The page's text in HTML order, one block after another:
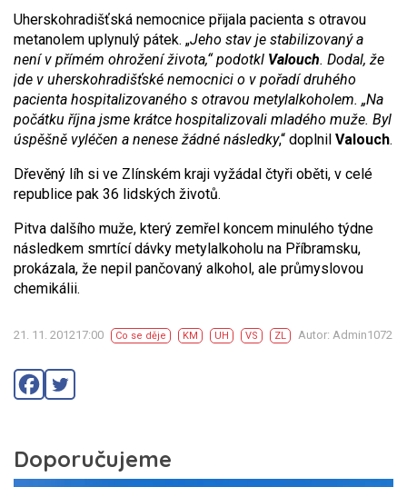
Uherskohradišťská nemocnice přijala pacienta s otravou
metanolem uplynulý pátek. „Jeho stav je stabilizovaný a
není v přímém ohrožení života,“ podotkl Valouch. Dodal, že
jde v uherskohradišťské nemocnici o v pořadí druhého
pacienta hospitalizovaného s otravou metylalkoholem. „Na
počátku října jsme krátce hospitalizovali mladého muže. Byl
úspěšně vyléčen a nenese žádné následky,“ doplnil Valouch.
Dřevěný líh si ve Zlínském kraji vyžádal čtyři oběti, v celé
republice pak 36 lidských životů.
Pitva dalšího muže, který zemřel koncem minulého týdne
následkem smrtící dávky metylalkoholu na Příbramsku,
prokázala, že nepil pančovaný alkohol, ale průmyslovou
chemikálii.
21. 11. 201217:00 Co se děje KM UH VS ZL Autor: Admin1072